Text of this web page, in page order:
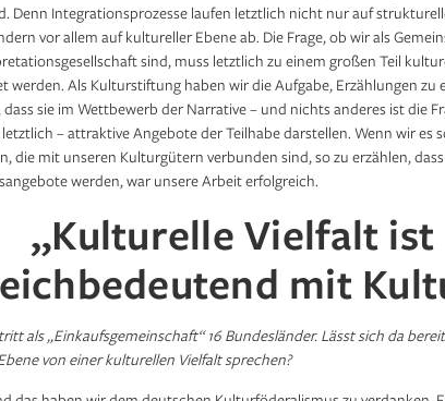
Denn Integrationsprozesse laufen letztlich nicht nur auf
vor allem auf kultureller Ebene ab. Die Frage, ob wir als
sind, muss letztlich zu einem großen Teil
werden. Als Kulturstiftung haben wir die Aufgabe, Erzählungen zu
sie im Wettbewerb der Narrative – und nichts anderes ist die
– attraktive Angebote der Teilhabe darstellen. Wenn wir es
die mit unseren Kulturgütern verbunden sind, so zu erzählen,
werden, war unsere Arbeit erfolgreich.
„Kulturelle Vielfalt ist
mit
als „Einkaufsgemeinschaft“ 16 Bundesländer. Lässt sich da
von einer kulturellen Vielfalt sprechen?